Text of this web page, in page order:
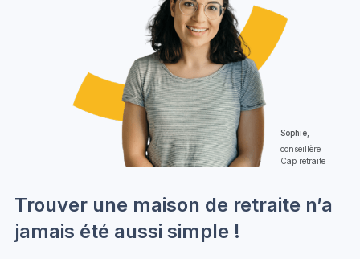
Sophie,
conseillère
Cap retraite
Trouver une maison de retraite n’a
jamais été aussi simple !